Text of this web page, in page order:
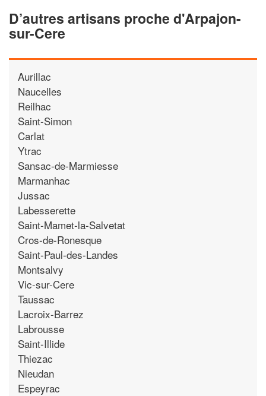
D’autres artisans proche d'Arpajon-
sur-Cere
Aurillac
Naucelles
Reilhac
Saint-Simon
Carlat
Ytrac
Sansac-de-Marmiesse
Marmanhac
Jussac
Labesserette
Saint-Mamet-la-Salvetat
Cros-de-Ronesque
Saint-Paul-des-Landes
Montsalvy
Vic-sur-Cere
Taussac
Lacroix-Barrez
Labrousse
Saint-Illide
Thiezac
Nieudan
Espeyrac